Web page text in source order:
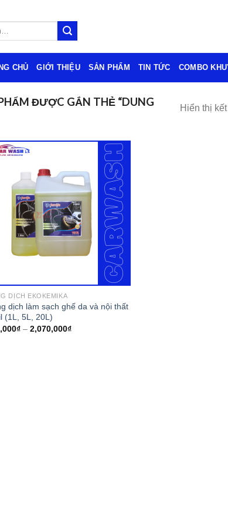
CHỦ GIỚI THIỆU SẢN PHẨM TIN TỨC COMBO
ĐƯỢC GẮN THẺ “DUNG
Hiển thị
DỊCH EKOKEMIKA
dịch làm sạch ghế da và nội thất
(1L, 5L, 20L)
₫– 2,070,000₫